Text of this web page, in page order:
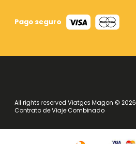
Pago seguro
All rights reserved Viatges Magon © 2026
Contrato de Viaje Combinado